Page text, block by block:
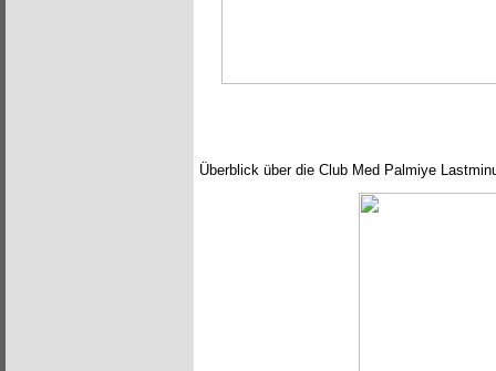
Überblick über die Club Med Palmiye